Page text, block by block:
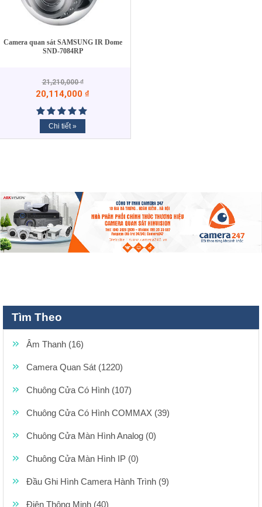
Camera quan sát SAMSUNG IR Dome
SND-7084RP
21,210,000₫
20,114,000 ₫
Chi tiết »
Tìm Theo
Âm Thanh (16)
Camera Quan Sát (1220)
Chuông Cửa Có Hình (107)
Chuông Cửa Có Hình COMMAX (39)
Chuông Cửa Màn Hình Analog (0)
Chuông Cửa Màn Hình IP (0)
Đầu Ghi Hình Camera Hành Trình (9)
Điện Thông Minh (40)